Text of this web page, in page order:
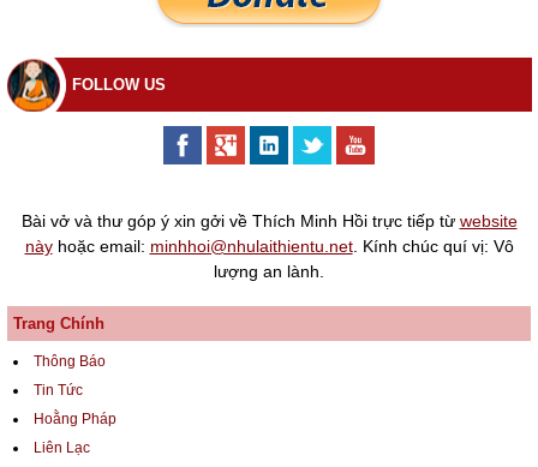
FOLLOW US
Bài vở và thư góp ý xin gởi về Thích Minh Hồi trực tiếp từ website
nàyhoặc email: minhhoi@nhulaithientu.net. Kính chúc quí vị: Vô
lượng an lành.
Trang Chính
Thông Báo
Tin Tức
Hoằng Pháp
Liên Lạc